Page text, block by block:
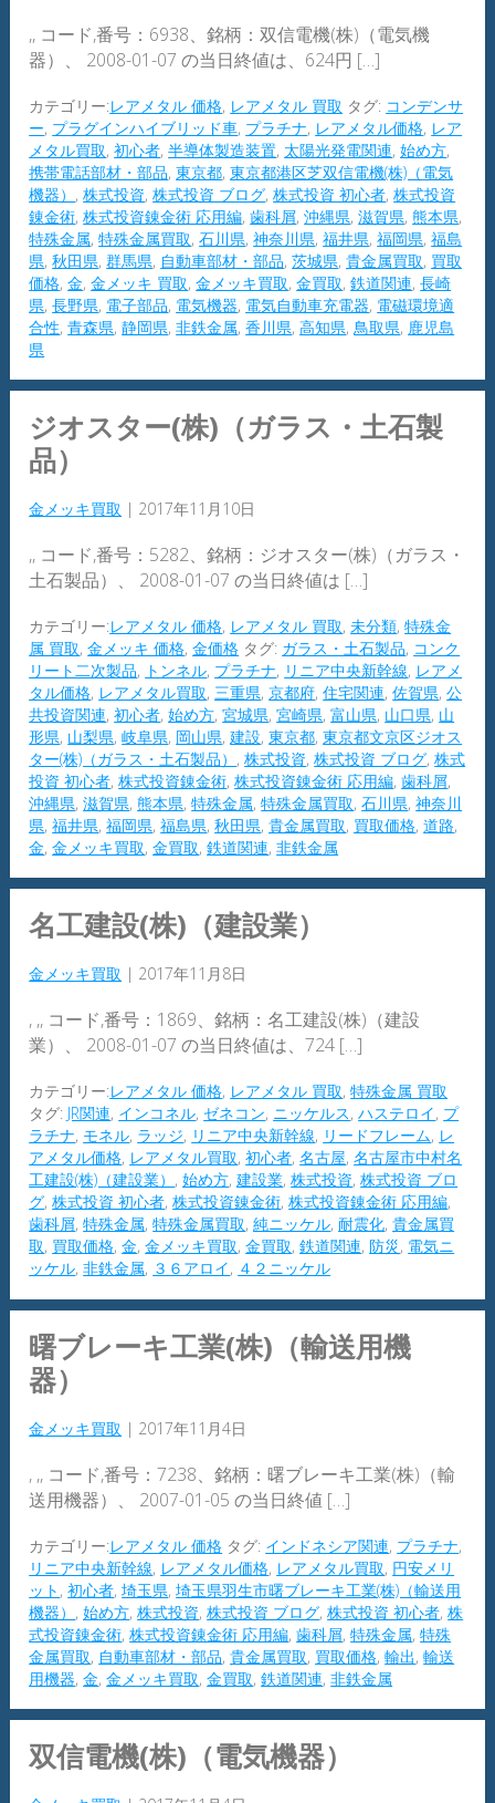
,, コード,番号：6938、銘柄：双信電機(株)（電気機
器）、 2008-01-07 の当日終値は、624円 […]
カテゴリー:レアメタル 価格, レアメタル 買取 タグ: コンデンサ
ー, プラグインハイブリッド車, プラチナ, レアメタル価格, レア
メタル買取,初心者,半導体製造装置, 太陽光発電関連,始め方,
携帯電話部材・部品,東京都,東京都港区芝双信電機(株)（電気
機器） ,株式投資,株式投資 ブログ,株式投資 初心者,株式投資
錬金術,株式投資錬金術 応用編,歯科屑,沖縄県,滋賀県,熊本県,
特殊金属,特殊金属買取,石川県,神奈川県,福井県,福岡県,福島
県,秋田県,群馬県, 自動車部材・部品,茨城県,貴金属買取, 買取
価格,金,金メッキ 買取,金メッキ買取,金買取,鉄道関連,長崎
県,長野県, 電子部品, 電気機器, 電気自動車充電器, 電磁環境適
合性,青森県,静岡県,非鉄金属,香川県,高知県, 鳥取県, 鹿児島
県
ジオスター(株)（ガラス・土石製
品）
金メッキ買取 | 2017年11月10日
,, コード,番号：5282、銘柄：ジオスター(株)（ガラス・
土石製品）、 2008-01-07 の当日終値は […]
カテゴリー:レアメタル 価格, レアメタル 買取,未分類,特殊金
属 買取,金メッキ 価格,金価格 タグ: ガラス・土石製品, コンク
リート二次製品, トンネル, プラチナ, リニア中央新幹線, レアメ
タル価格, レアメタル買取,三重県,京都府,住宅関連,佐賀県,公
共投資関連,初心者,始め方,宮城県,宮崎県,富山県, 山口県, 山
形県, 山梨県,岐阜県, 岡山県,建設,東京都,東京都文京区ジオス
ター(株)（ガラス・土石製品） ,株式投資,株式投資 ブログ,株式
投資 初心者,株式投資錬金術,株式投資錬金術 応用編,歯科屑,
沖縄県,滋賀県,熊本県,特殊金属,特殊金属買取,石川県,神奈川
県,福井県,福岡県,福島県,秋田県,貴金属買取, 買取価格,道路,
金,金メッキ買取,金買取,鉄道関連,非鉄金属
名工建設(株)（建設業）
金メッキ買取 | 2017年11月8日
, ,, コード,番号：1869、銘柄：名工建設(株)（建設
業）、 2008-01-07 の当日終値は、724 […]
カテゴリー:レアメタル 価格, レアメタル 買取,特殊金属 買取
タグ: JR関連, インコネル, ゼネコン, ニッケルス,ハステロイ, プ
ラチナ, モネル, ラッジ, リニア中央新幹線, リードフレーム, レ
アメタル価格, レアメタル買取,初心者,名古屋,名古屋市中村名
工建設(株)（建設業） ,始め方,建設業,株式投資,株式投資 ブロ
グ,株式投資 初心者,株式投資錬金術,株式投資錬金術 応用編,
歯科屑,特殊金属,特殊金属買取,純ニッケル,耐震化,貴金属買
取, 買取価格,金,金メッキ買取,金買取,鉄道関連,防災, 電気ニ
ッケル,非鉄金属, ３６アロイ, ４２ニッケル
曙ブレーキ工業(株)（輸送用機
器）
金メッキ買取 | 2017年11月4日
, ,, コード,番号：7238、銘柄：曙ブレーキ工業(株)（輸
送用機器）、 2007-01-05 の当日終値 […]
カテゴリー:レアメタル 価格 タグ: インドネシア関連, プラチナ,
リニア中央新幹線, レアメタル価格, レアメタル買取, 円安メリ
ット ,初心者,埼玉県,埼玉県羽生市曙ブレーキ工業(株)（輸送用
機器） ,始め方,株式投資,株式投資 ブログ,株式投資 初心者,株
式投資錬金術,株式投資錬金術 応用編,歯科屑,特殊金属,特殊
金属買取, 自動車部材・部品,貴金属買取, 買取価格,輸出,輸送
用機器,金,金メッキ買取,金買取,鉄道関連,非鉄金属
双信電機(株)（電気機器）